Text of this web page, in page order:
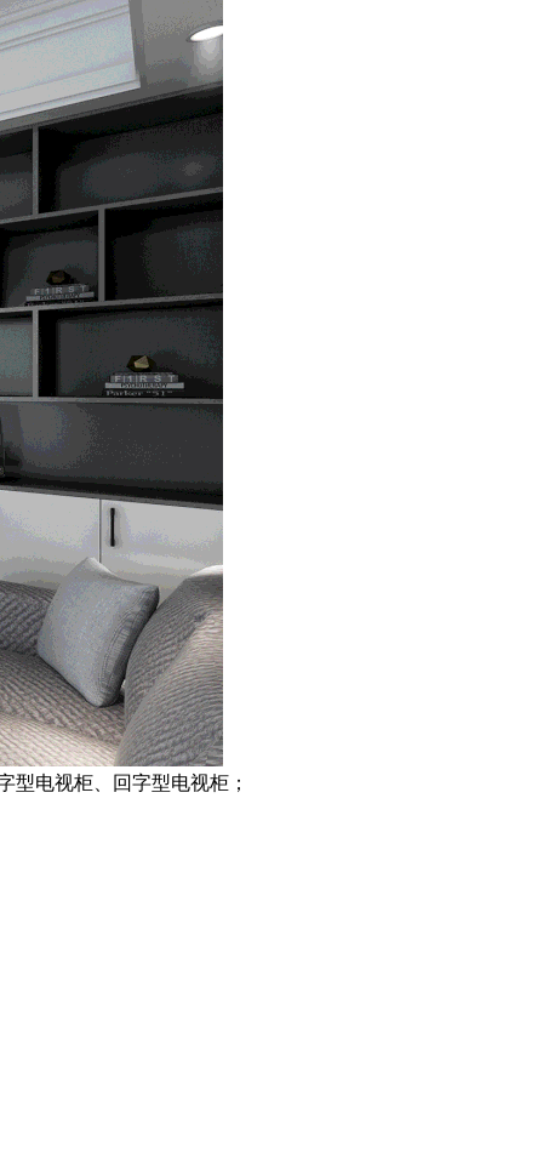
型电视柜、回字型电视柜；